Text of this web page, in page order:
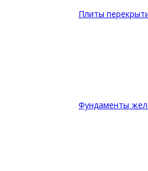
Плиты
Фундаменты